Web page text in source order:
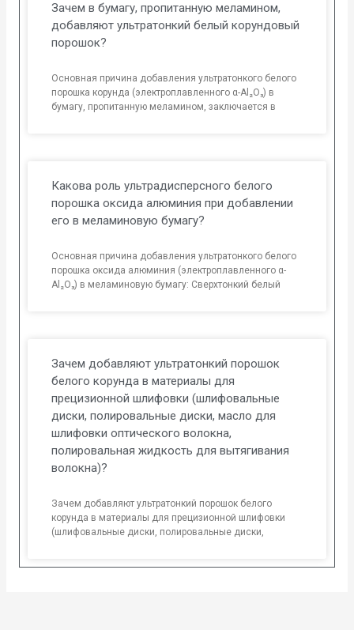
Зачем в бумагу, пропитанную меламином,
добавляют ультратонкий белый корундовый
порошок?
Основная причина добавления ультратонкого белого
порошка корунда (электроплавленного α-Al₂O₃) в
бумагу, пропитанную меламином, заключается в
Какова роль ультрадисперсного белого
порошка оксида алюминия при добавлении
его в меламиновую бумагу?
Основная причина добавления ультратонкого белого
порошка оксида алюминия (электроплавленного α-
Al₂O₃) в меламиновую бумагу: Сверхтонкий белый
Зачем добавляют ультратонкий порошок
белого корунда в материалы для
прецизионной шлифовки (шлифовальные
диски, полировальные диски, масло для
шлифовки оптического волокна,
полировальная жидкость для вытягивания
волокна)?
Зачем добавляют ультратонкий порошок белого
корунда в материалы для прецизионной шлифовки
(шлифовальные диски, полировальные диски,